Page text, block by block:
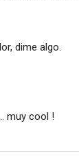
dime algo.
muy cool !